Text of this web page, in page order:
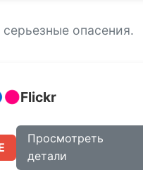
опасения.
Flickr
Просмотреть
детали